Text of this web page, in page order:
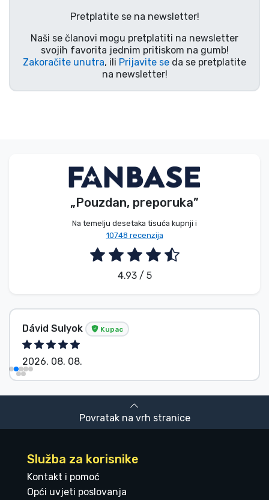
Pretplatite se na newsletter!
Naši se članovi mogu pretplatiti na newsletter
svojih favorita jednim pritiskom na gumb!
Zakoračite unutra, ili Prijavite se da se pretplatite
na newsletter!
„Pouzdan, preporuka”
Na temelju desetaka tisuća kupnji i
10748 recenzija
4.93 / 5
Dávid Sulyok Kupac
2026. 08. 08.
Povratak na vrh stranice
Služba za korisnike
Kontakt i pomoć
Opći uvjeti poslovanja
Vrste proizvoda